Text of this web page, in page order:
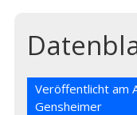
Veröffentlicht am
Gensheimer